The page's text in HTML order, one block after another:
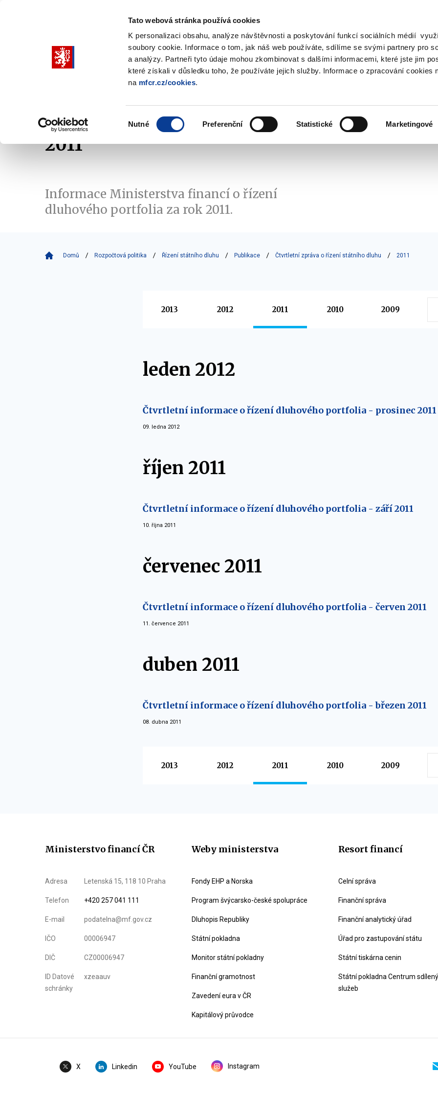
Tato webová stránka používá cookies
K personalizaci obsahu, analýze návštěvnosti a poskytování funkcí sociálních médií
soubory cookie. Informace o tom, jak náš web používáte, sdílíme se svými partnery pro
a analýzy. Partneři tyto údaje mohou zkombinovat s dalšími informacemi, které jste jim
které získali v důsledku toho, že používáte jejich služby. Informace o zpracování cookies
na mfcr.cz/cookies.
Nutné Preferenční Statistické Marketingové
Vyhledat
submenu
submenu
politika
submenu
submenu
účetnictví
2011
Informace Ministerstva financí o řízení
dluhového portfolia za rok 2011.
Domů Rozpočtová politika Řízení státního dluhu Publikace Čtvrtletní zpráva o řízení státního dluhu 2011
2013 2012 2011 2010 2009
leden 2012
Čtvrtletní informace o řízení dluhového portfolia - prosinec 2011
09. ledna 2012
říjen 2011
Čtvrtletní informace o řízení dluhového portfolia - září 2011
10. října 2011
červenec 2011
Čtvrtletní informace o řízení dluhového portfolia - červen 2011
11. července 2011
duben 2011
Čtvrtletní informace o řízení dluhového portfolia - březen 2011
08. dubna 2011
2013 2012 2011 2010 2009
Ministerstvo financí ČR
Adresa Letenská 15, 118 10 Praha
Telefon +420 257 041 111
E-mail podatelna@mf.gov.cz
IČO 00006947
DIČ CZ00006947
ID Datové
schránky
xzeaauv
Weby ministerstva
Fondy EHP a Norska
Program švýcarsko-české spolupráce
Dluhopis Republiky
Státní pokladna
Monitor státní pokladny
Finanční gramotnost
Zavedení eura v ČR
Kapitálový průvodce
Resort financí
Celní správa
Finanční správa
Finanční analytický úřad
Úřad pro zastupování státu
Státní tiskárna cenin
Státní pokladna Centrum
služeb
X Linkedin YouTube Instagram